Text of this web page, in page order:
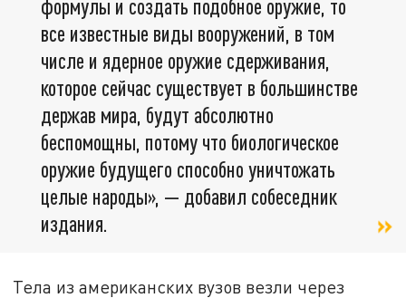
формулы и создать подобное оружие, то
все известные виды вооружений, в том
числе и ядерное оружие сдерживания,
которое сейчас существует в большинстве
держав мира, будут абсолютно
беспомощны, потому что биологическое
оружие будущего способно уничтожать
целые народы», — добавил собеседник
издания.
Тела из американских вузов везли через